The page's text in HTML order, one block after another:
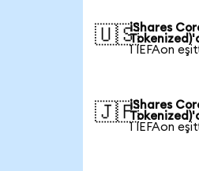
🇺🇸iShares
1 IEFAon
🇯🇵iShares
1 IEFAon